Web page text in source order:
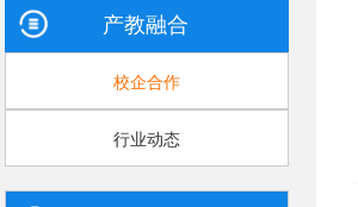
产教融合
校企合作
行业动态